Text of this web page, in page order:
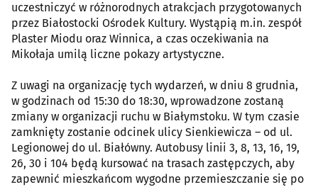
uczestniczyć w różnorodnych atrakcjach przygotowanych
przez Białostocki Ośrodek Kultury. Wystąpią m.in. zespół
Plaster Miodu oraz Winnica, a czas oczekiwania na
Mikołaja umilą liczne pokazy artystyczne.
Z uwagi na organizację tych wydarzeń, w dniu 8 grudnia,
w godzinach od 15:30 do 18:30, wprowadzone zostaną
zmiany w organizacji ruchu w Białymstoku. W tym czasie
zamknięty zostanie odcinek ulicy Sienkiewicza – od ul.
Legionowej do ul. Białówny. Autobusy linii 3, 8, 13, 16, 19,
26, 30 i 104 będą kursować na trasach zastępczych, aby
zapewnić mieszkańcom wygodne przemieszczanie się po